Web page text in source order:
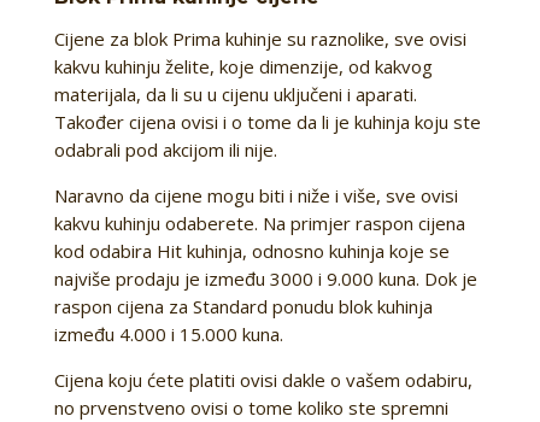
Cijene za blok Prima kuhinje su raznolike, sve ovisi
kakvu kuhinju želite, koje dimenzije, od kakvog
materijala, da li su u cijenu uključeni i aparati.
Također cijena ovisi i o tome da li je kuhinja koju ste
odabrali pod akcijom ili nije.
Naravno da cijene mogu biti i niže i više, sve ovisi
kakvu kuhinju odaberete. Na primjer raspon cijena
kod odabira Hit kuhinja, odnosno kuhinja koje se
najviše prodaju je između 3000 i 9.000 kuna. Dok je
raspon cijena za Standard ponudu blok kuhinja
između 4.000 i 15.000 kuna.
Cijena koju ćete platiti ovisi dakle o vašem odabiru,
no prvenstveno ovisi o tome koliko ste spremni